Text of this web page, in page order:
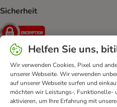
Sicherheit
Security
FAQ & Kontakt
Allgemeine
Datenschutz
Impressum
Versandinformationen
Helfen Sie uns,
Wir verwenden Cookies, Pixel und
unserer Webseite. Wir verwenden
auf unserer Webseite surfen und
möchten wir Leistungs-, Funktionelle-
aktivieren, um Ihre Erfahrung mit